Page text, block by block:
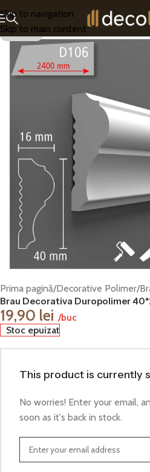
Skip to navigation
Skip to main content
SOLD OUT
Prima pagină/Decorative Polimer/
Brau Decorativa Duropolimer
19,90 lei /buc
Stoc epuizat
This product is currently
No worries! Enter your email,
soon as it's back in stock.